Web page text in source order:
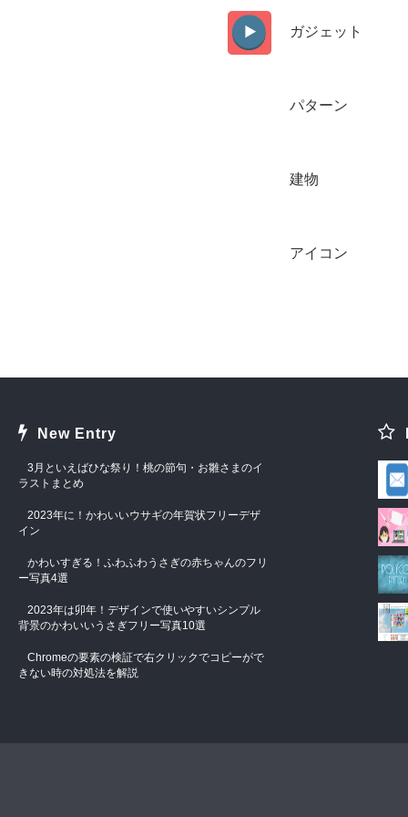
ガジェット
パターン
建物
アイコン
New Entry
3月といえばひな祭り！桃の節句・お雛さまのイ
ラストまとめ
2023年に！かわいいウサギの年賀状フリーデザ
イン
かわいすぎる！ふわふわうさぎの赤ちゃんのフリ
ー写真4選
2023年は卯年！デザインで使いやすいシンプル
背景のかわいいうさぎフリー写真10選
Chromeの要素の検証で右クリックでコピーがで
きない時の対処法を解説